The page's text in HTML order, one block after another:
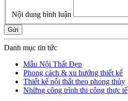
Nội dung bình luận
Gửi
Danh mục tin tức
Mẫu Nội Thất Đẹp
Phong cách & xu hướng thiết kế
Thiết kế nội thất theo phong thủy
Những công trình thi công thực tế